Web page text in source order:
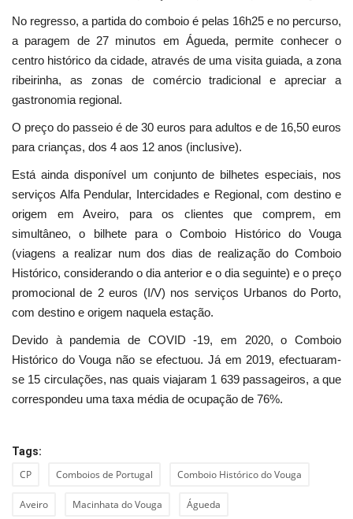
No regresso, a partida do comboio é pelas 16h25 e no percurso,
a paragem de 27 minutos em Águeda, permite conhecer o
centro histórico da cidade, através de uma visita guiada, a zona
ribeirinha, as zonas de comércio tradicional e apreciar a
gastronomia regional.
O preço do passeio é de 30 euros para adultos e de 16,50 euros
para crianças, dos 4 aos 12 anos (inclusive).
Está ainda disponível um conjunto de bilhetes especiais, nos
serviços Alfa Pendular, Intercidades e Regional, com destino e
origem em Aveiro, para os clientes que comprem, em
simultâneo, o bilhete para o Comboio Histórico do Vouga
(viagens a realizar num dos dias de realização do Comboio
Histórico, considerando o dia anterior e o dia seguinte) e o preço
promocional de 2 euros (I/V) nos serviços Urbanos do Porto,
com destino e origem naquela estação.
Devido à pandemia de COVID -19, em 2020, o Comboio
Histórico do Vouga não se efectuou. Já em 2019, efectuaram-
se 15 circulações, nas quais viajaram 1 639 passageiros, a que
correspondeu uma taxa média de ocupação de 76%.
Tags:
CP Comboios de Portugal Comboio Histórico do Vouga
Aveiro Macinhata do Vouga Águeda